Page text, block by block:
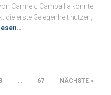
Carmelo Campailla konnte
erste Gelegenheit nutzen,
3 67 NÄCHSTE